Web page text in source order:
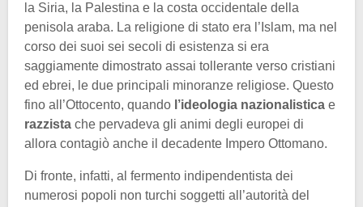
la Siria, la Palestina e la costa occidentale della
penisola araba. La religione di stato era l’Islam, ma nel
corso dei suoi sei secoli di esistenza si era
saggiamente dimostrato assai tollerante verso cristiani
ed ebrei, le due principali minoranze religiose. Questo
fino all’Ottocento, quando l’ideologia nazionalistica e
razzista che pervadeva gli animi degli europei di
allora contagiò anche il decadente Impero Ottomano.
Di fronte, infatti, al fermento indipendentista dei
numerosi popoli non turchi soggetti all’autorità del